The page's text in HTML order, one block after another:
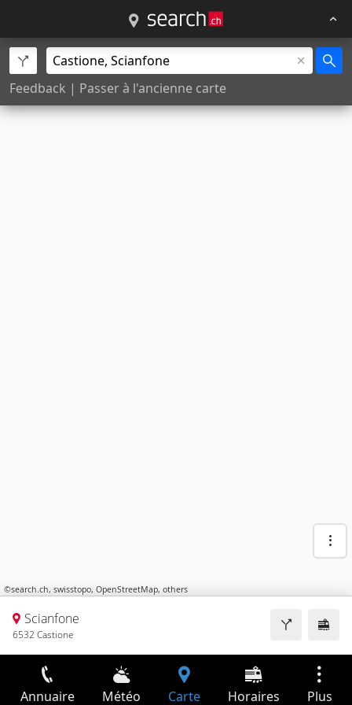
Feedback | Passer à l'ancienne carte
©search.ch, swisstopo, OpenStreetMap, others
Scianfone
6532 Castione
Annuaire Météo Carte Horaires Plus